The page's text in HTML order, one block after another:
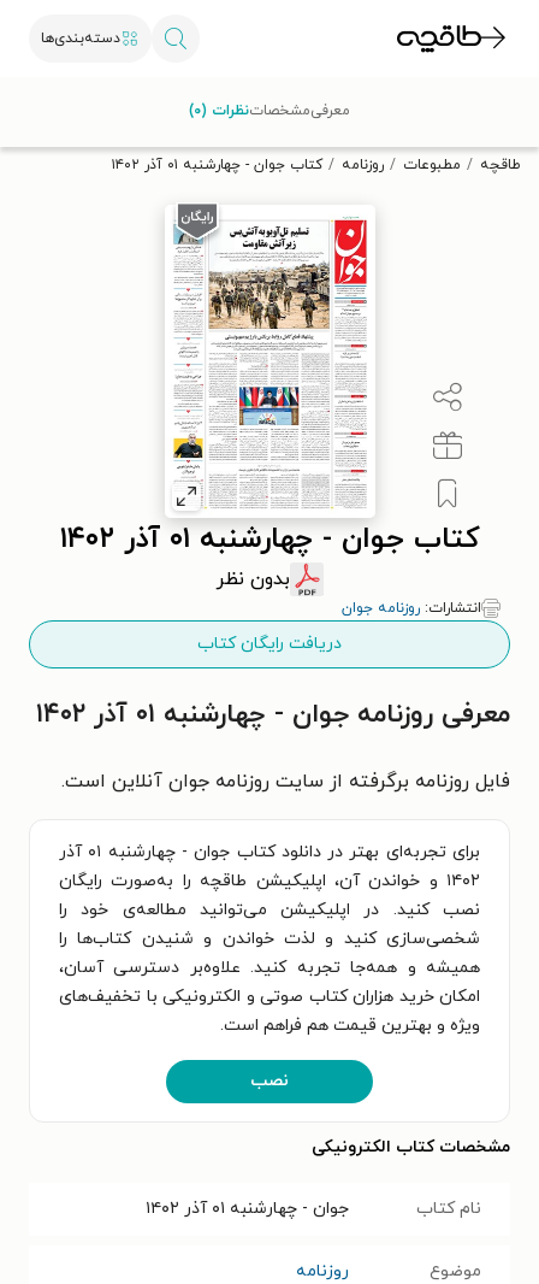
دسته‌بندی‌ها
تخفیف از طاقچه دریافت کن.
طاقچه مطبوعات روزنامه کتاب جوان - چهارشنبه ۰۱ آذر ۱۴۰۲
کتاب جوان - چهارشنبه ۰۱ آذر ۱۴۰۲
بدون نظر
انتشارات: روزنامه جوان
دریافت رایگان کتاب
معرفیمشخصاتنظرات (۰)
معرفی روزنامه جوان - چهارشنبه ۰۱ آذر ۱۴۰۲
فایل روزنامه برگرفته از سایت روزنامه جوان آنلاین است.
برای تجربه‌ای بهتر در دانلود کتاب جوان - چهارشنبه ۰۱ آذر
۱۴۰۲ و خواندن آن، اپلیکیشن طاقچه را به‌صورت رایگان
نصب کنید. در اپلیکیشن می‌توانید مطالعه‌ی خود را
شخصی‌سازی کنید و لذت خواندن و شنیدن کتاب‌ها را
همیشه و همه‌جا تجربه کنید. علاوه‌بر دسترسی آسان،
امکان خرید هزاران کتاب صوتی و الکترونیکی با تخفیف‌های
ویژه و بهترین قیمت هم فراهم است.
نصب
مشخصات کتاب الکترونیکی
نام کتاب جوان - چهارشنبه ۰۱ آذر ۱۴۰۲
موضوع روزنامه